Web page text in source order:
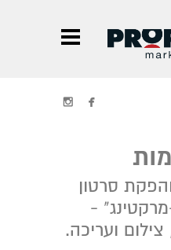


סרטון
מרקטינג" -
ועריכה.